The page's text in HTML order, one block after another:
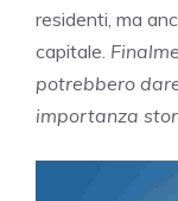
residenti, ma
capitale.
potrebbero
importanza